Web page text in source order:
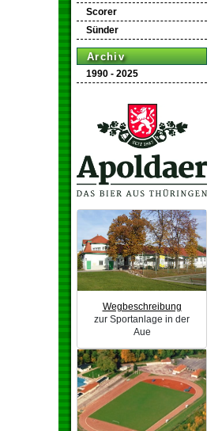
Scorer
Sünder
Archiv
1990 - 2025
Wegbeschreibung
zur Sportanlage in der
Aue